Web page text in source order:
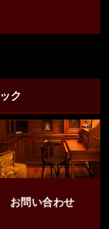
ク
お問い合わせ